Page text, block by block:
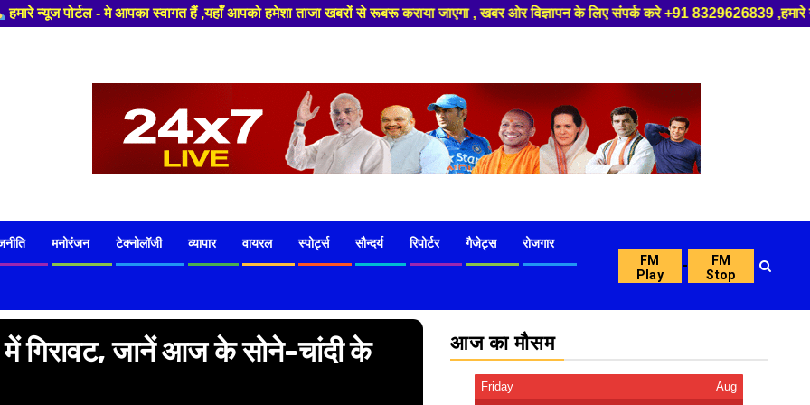
स्वागत हैं ,यहाँ आपको हमेशा ताजा खबरों से रूबरू कराया जाएगा , खबर ओर विज्ञापन के लिए संपर्क करे +91 8329626839 ,हमारे यूट्यूब चैनल को
मनोरंजन टेक्नोलॉजी व्यापार वायरल स्पोर्ट्स सौन्दर्य रिपोर्टर गैजेट्स रोजगार
FM
Play
-
FM
Stop
में गिरावट, जानें आज के सोने-चांदी के
आज का मौसम
Friday Aug